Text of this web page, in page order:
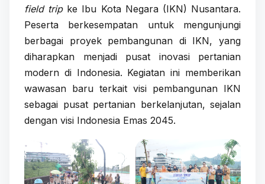
field tripke Ibu Kota Negara (IKN) Nusantara.
Peserta berkesempatan untuk mengunjungi
berbagai proyek pembangunan di IKN, yang
diharapkan menjadi pusat inovasi pertanian
modern di Indonesia. Kegiatan ini memberikan
wawasan baru terkait visi pembangunan IKN
sebagai pusat pertanian berkelanjutan, sejalan
dengan visi Indonesia Emas 2045.